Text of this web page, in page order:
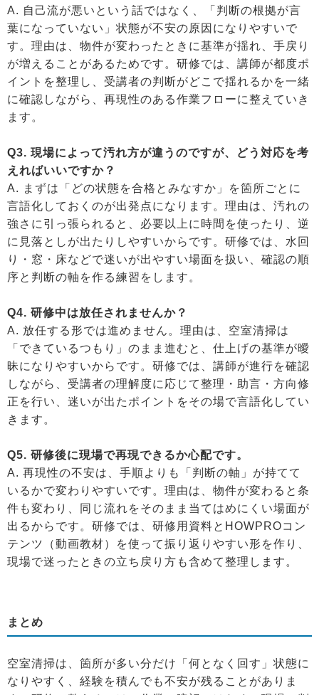
A. 自己流が悪いという話ではなく、「判断の根拠が言
葉になっていない」状態が不安の原因になりやすいで
す。理由は、物件が変わったときに基準が揺れ、手戻り
が増えることがあるためです。研修では、講師が都度ポ
イントを整理し、受講者の判断がどこで揺れるかを一緒
に確認しながら、再現性のある作業フローに整えていき
ます。
Q3. 現場によって汚れ方が違うのですが、どう対応を考
えればいいですか？
A. まずは「どの状態を合格とみなすか」を箇所ごとに
言語化しておくのが出発点になります。理由は、汚れの
強さに引っ張られると、必要以上に時間を使ったり、逆
に見落としが出たりしやすいからです。研修では、水回
り・窓・床などで迷いが出やすい場面を扱い、確認の順
序と判断の軸を作る練習をします。
Q4. 研修中は放任されませんか？
A. 放任する形では進めません。理由は、空室清掃は
「できているつもり」のまま進むと、仕上げの基準が曖
昧になりやすいからです。研修では、講師が進行を確認
しながら、受講者の理解度に応じて整理・助言・方向修
正を行い、迷いが出たポイントをその場で言語化してい
きます。
Q5. 研修後に現場で再現できるか心配です。
A. 再現性の不安は、手順よりも「判断の軸」が持てて
いるかで変わりやすいです。理由は、物件が変わると条
件も変わり、同じ流れをそのまま当てはめにくい場面が
出るからです。研修では、研修用資料とHOWPROコン
テンツ（動画教材）を使って振り返りやすい形を作り、
現場で迷ったときの立ち戻り方も含めて整理します。
まとめ
空室清掃は、箇所が多い分だけ「何となく回す」状態に
なりやすく、経験を積んでも不安が残ることがありま